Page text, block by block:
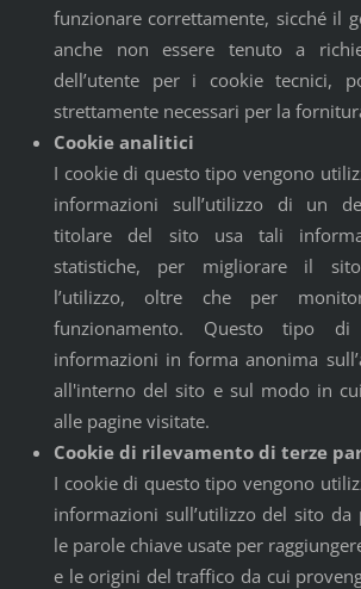
funzionare correttamente, sicché il
anche non essere tenuto a
dell’utente per i cookie tecnici,
strettamente necessari per la
Cookie analitici
I cookie di questo tipo vengono
informazioni sull’utilizzo di un
titolare del sito usa tali
statistiche, per migliorare il
l’utilizzo, oltre che per
funzionamento. Questo tipo di
informazioni in forma anonima
all'interno del sito e sul modo in
alle pagine visitate.
Cookie di rilevamento di terze
I cookie di questo tipo vengono
informazioni sull’utilizzo del sito
le parole chiave usate per
e le origini del traffico da cui